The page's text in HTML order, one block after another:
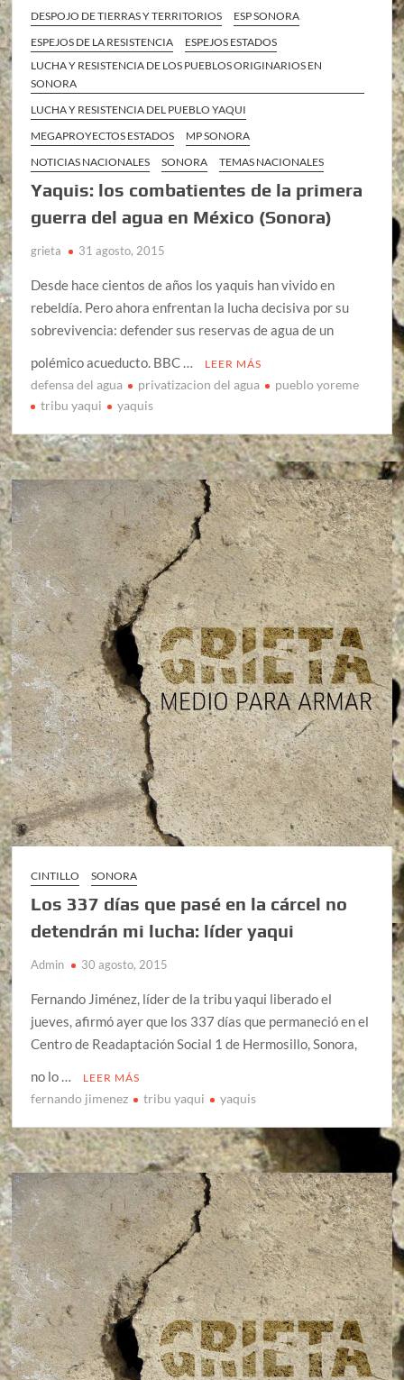
DESPOJO DE TIERRAS Y TERRITORIOS
ESP SONORA
ESPEJOS DE LA RESISTENCIA
ESPEJOS ESTADOS
LUCHA Y RESISTENCIA DE LOS PUEBLOS ORIGINARIOS EN
SONORA
LUCHA Y RESISTENCIA DEL PUEBLO YAQUI
MEGAPROYECTOS ESTADOS
MP SONORA
NOTICIAS NACIONALES
SONORA TEMAS NACIONALES
Yaquis: los combatientes de la primera
guerra del agua en México (Sonora)
grieta 31 agosto, 2015
Desde hace cientos de años los yaquis han vivido en
rebeldía. Pero ahora enfrentan la lucha decisiva por su
sobrevivencia: defender sus reservas de agua de un
polémico acueducto. BBC …
LEER MÁS
defensa del agua privatizacion del agua
pueblo yoreme
tribu yaqui
yaquis
CINTILLO SONORA
Los 337 días que pasé en la cárcel no
detendrán mi lucha: líder yaqui
Admin 30 agosto, 2015
Fernando Jiménez, líder de la tribu yaqui liberado el
jueves, afirmó ayer que los 337 días que permaneció en el
Centro de Readaptación Social 1 de Hermosillo, Sonora,
no lo …
LEER MÁS
fernando jimenez tribu yaqui yaquis